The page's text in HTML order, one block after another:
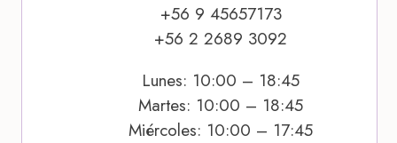
+56 9 45657173
+56 2 2689 3092
Lunes: 10:00 – 18:45
Martes: 10:00 – 18:45
Miércoles: 10:00 – 17:45